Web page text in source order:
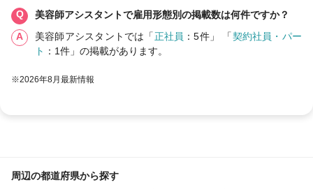
美容師アシスタントで雇用形態別の掲載数は何件ですか？
美容師アシスタントでは「正社員 ：5件」 「契約社員・パー
ト ：1件」の掲載があります。
※2026年8月最新情報
周辺の都道府県から探す